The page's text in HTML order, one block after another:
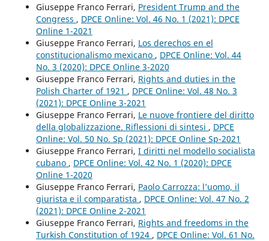
Giuseppe Franco Ferrari, President Trump and the
Congress , DPCE Online: Vol. 46 No. 1 (2021): DPCE
Online 1-2021
Giuseppe Franco Ferrari, Los derechos en el
constitucionalismo mexicano , DPCE Online: Vol. 44
No. 3 (2020): DPCE Online 3-2020
Giuseppe Franco Ferrari, Rights and duties in the
Polish Charter of 1921 , DPCE Online: Vol. 48 No. 3
(2021): DPCE Online 3-2021
Giuseppe Franco Ferrari, Le nuove frontiere del diritto
della globalizzazione. Riflessioni di sintesi , DPCE
Online: Vol. 50 No. Sp (2021): DPCE Online Sp-2021
Giuseppe Franco Ferrari, I diritti nel modello socialista
cubano , DPCE Online: Vol. 42 No. 1 (2020): DPCE
Online 1-2020
Giuseppe Franco Ferrari, Paolo Carrozza: l’uomo, il
giurista e il comparatista , DPCE Online: Vol. 47 No. 2
(2021): DPCE Online 2-2021
Giuseppe Franco Ferrari, Rights and freedoms in the
Turkish Constitution of 1924 , DPCE Online: Vol. 61 No.